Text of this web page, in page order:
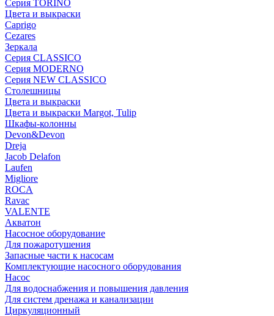
Серия TORINO
Цвета и выкраски
Caprigo
Cezares
Зеркала
Серия CLASSICO
Серия MODERNO
Серия NEW CLASSICO
Столешницы
Цвета и выкраски
Цвета и выкраски Margot, Tulip
Шкафы-колонны
Devon&Devon
Dreja
Jacob Delafon
Laufen
Migliore
ROCA
Rаvac
VALENTE
Акватон
Насосное оборудование
Для пожаротушения
Запасные части к насосам
Комплектующие насосного оборудования
Насос
Для водоснабжения и повышения давления
Для систем дренажа и канализации
Циркуляционный